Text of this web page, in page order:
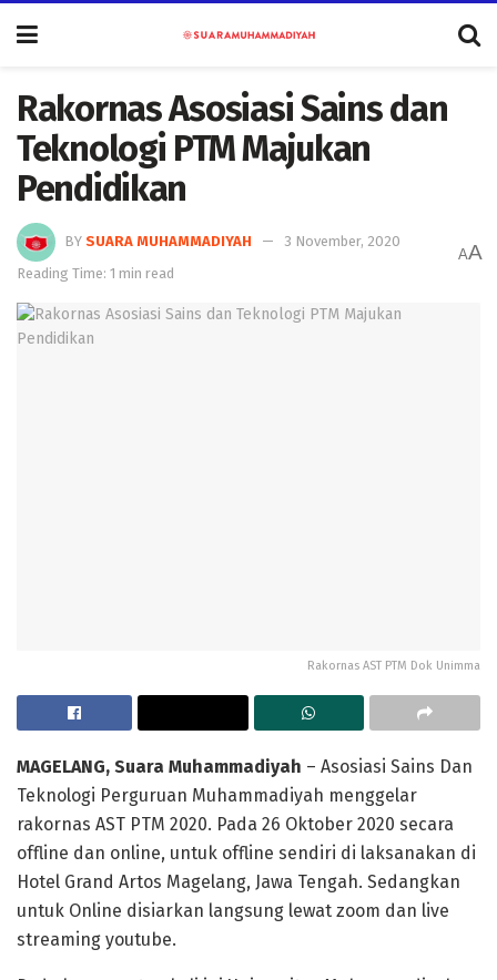
Rakornas Asosiasi Sains dan
Teknologi PTM Majukan
Pendidikan
BY SUARA MUHAMMADIYAH
3 November, 2020
Reading Time: 1 min read
AA
Rakornas AST PTM Dok Unimma
MAGELANG, Suara Muhammadiyah – Asosiasi Sains Dan
Teknologi Perguruan Muhammadiyah menggelar
rakornas AST PTM 2020. Pada 26 Oktober 2020 secara
offline dan online, untuk offline sendiri di laksanakan di
Hotel Grand Artos Magelang, Jawa Tengah. Sedangkan
untuk Online disiarkan langsung lewat zoom dan live
streaming youtube.